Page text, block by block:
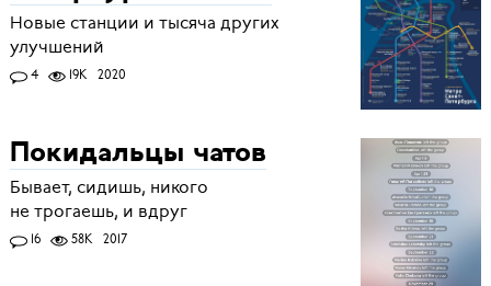
Новые станции и тысяча других
улучшений
4 19K 2020
Покидальцы чатов
Бывает, сидишь, никого
не трогаешь, и вдруг
16 58K 2017